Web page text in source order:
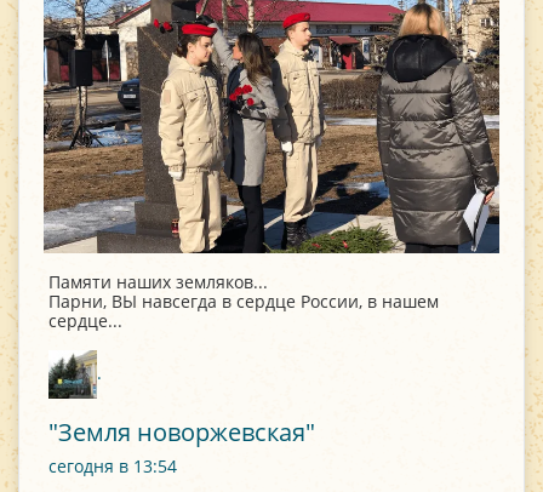
Памяти наших земляков...
Парни, ВЫ навсегда в сердце России, в нашем
сердце...
.
"Земля новоржевская"
сегодня в 13:54